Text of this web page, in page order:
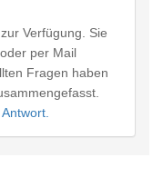
Verfügung. Sie
per Mail
Fragen haben
Antwort.